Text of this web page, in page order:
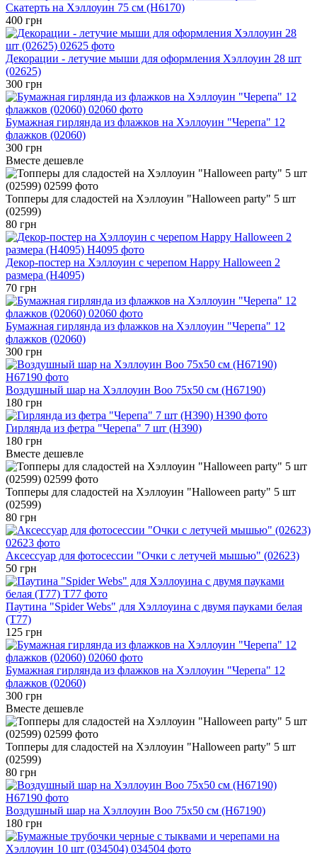
Скатерть на Хэллоуин 75 см (H6170)
400 грн
Декорации - летучие мыши для оформления Хэллоуин 28 шт
(02625)
300 грн
Бумажная гирлянда из флажков на Хэллоуин "Черепа" 12
флажков (02060)
300 грн
Вместе дешевле
Топперы для сладостей на Хэллоуин "Halloween party" 5 шт
(02599)
80 грн
Декор-постер на Хэллоуин с черепом Happy Halloween 2
размера (H4095)
70 грн
Бумажная гирлянда из флажков на Хэллоуин "Черепа" 12
флажков (02060)
300 грн
Воздушный шар на Хэллоуин Boo 75x50 см (H67190)
180 грн
Гирлянда из фетра "Черепа" 7 шт (H390)
180 грн
Вместе дешевле
Топперы для сладостей на Хэллоуин "Halloween party" 5 шт
(02599)
80 грн
Аксессуар для фотосессии "Очки с летучей мышью" (02623)
50 грн
Паутина "Spider Webs" для Хэллоуина с двумя пауками белая
(T77)
125 грн
Бумажная гирлянда из флажков на Хэллоуин "Черепа" 12
флажков (02060)
300 грн
Вместе дешевле
Топперы для сладостей на Хэллоуин "Halloween party" 5 шт
(02599)
80 грн
Воздушный шар на Хэллоуин Boo 75x50 см (H67190)
180 грн